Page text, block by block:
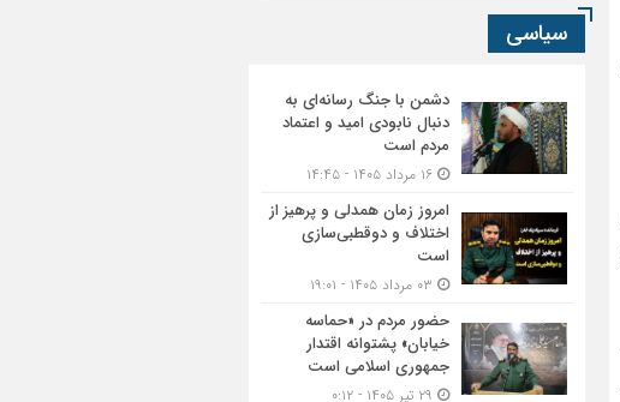
سیاسی
دشمن با جنگ رسانه‌ای به
دنبال نابودی امید و اعتماد
مردم است
امروز زمان همدلی و پرهیز از
اختلاف و دوقطبی‌سازی
است
حضور مردم در «حماسه
خیابان» پشتوانه اقتدار
جمهوری اسلامی است